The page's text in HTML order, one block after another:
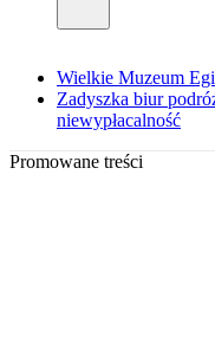
Wielkie Muzeum
Zadyszka biur
niewypłacalność
Promowane treści